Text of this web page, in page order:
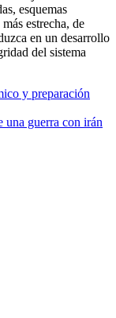
esquemas
estrecha, de
en un desarrollo
del sistema
y preparación
una guerra con irán